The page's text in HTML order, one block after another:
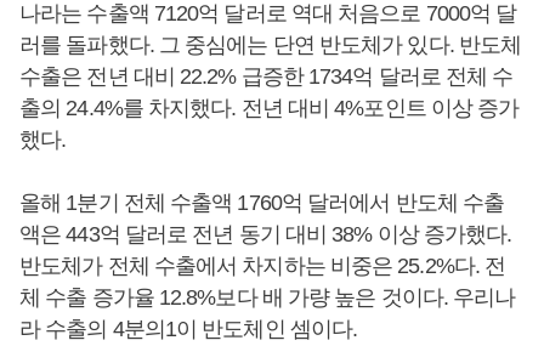
나라는 수출액 7120억 달러로 역대 처음으로 7000억 달
러를 돌파했다. 그 중심에는 단연 반도체가 있다. 반도체
수출은 전년 대비 22.2% 급증한 1734억 달러로 전체 수
출의 24.4%를 차지했다. 전년 대비 4%포인트 이상 증가
했다.
올해 1분기 전체 수출액 1760억 달러에서 반도체 수출
액은 443억 달러로 전년 동기 대비 38% 이상 증가했다.
반도체가 전체 수출에서 차지하는 비중은 25.2%다. 전
체 수출 증가율 12.8%보다 배 가량 높은 것이다. 우리나
라 수출의 4분의1이 반도체인 셈이다.